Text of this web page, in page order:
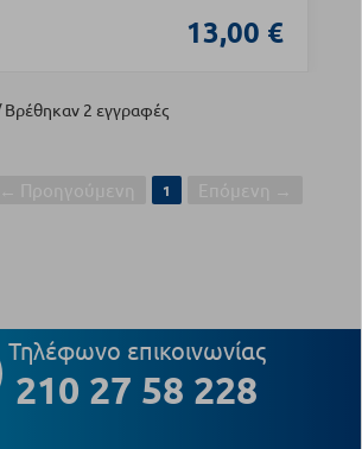
13,00 €
Βρέθηκαν 2 εγγραφές
1
Τηλέφωνο επικοινωνίας
210 27 58 228